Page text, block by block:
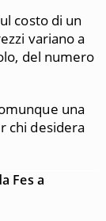
costo di un
variano a
del numero
una
chi desidera
Fes a